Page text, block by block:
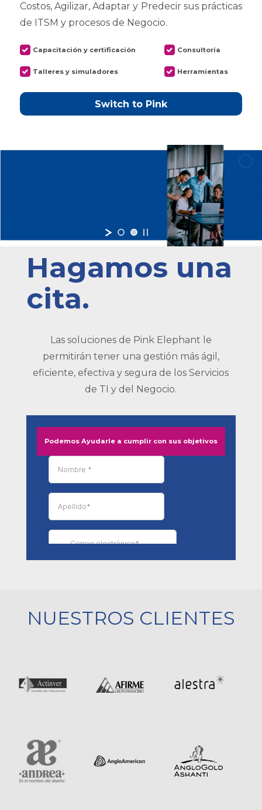
Costos, Agilizar, Adaptar y Predecir sus prácticas
de ITSM y procesos de Negocio.
Capacitación y certificación Consultoría
Talleres y simuladores Herramientas
Switch to Pink
Hagamos una
cita.
Las soluciones de Pink Elephant le
permitirán tener una gestión más ágil,
eficiente, efectiva y segura de los Servicios
de TI y del Negocio.
Podemos Ayudarle a cumplir con sus objetivos
NUESTROS CLIENTES